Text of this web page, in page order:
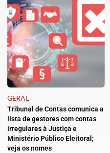
GERAL
Tribunal de Contas comunica a
lista de gestores com contas
irregulares à Justiça e
Ministério Público Eleitoral;
veja os nomes